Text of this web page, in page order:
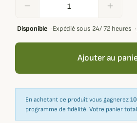
remove add
Disponible·Expédié sous 24/ 72 heures ·
Ajouter au
En achetant ce produit vous gagnerez
programme de fidélité. Votre panier